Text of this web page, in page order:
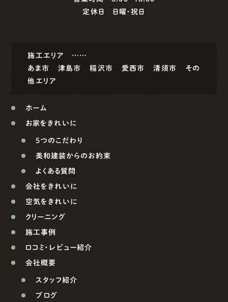
定休日 日曜・祝日
施工エリア ……
あま市
津島市 稲沢市 愛西市 清須市
その
他エリア
ホーム
お家をきれいに
5つのこだわり
美和建装からのお約束
よくある質問
会社をきれいに
空気をきれいに
クリーニング
施工事例
口コミ・レビュー紹介
会社概要
スタッフ紹介
ブログ